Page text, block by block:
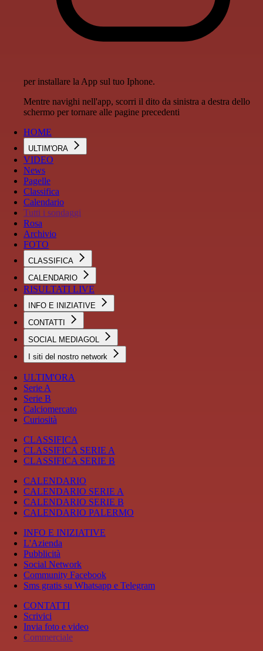
per installare la App sul tuo Iphone.
Mentre navighi nell'app, scorri il dito da sinistra a destra dello
schermo per tornare alle pagine precedenti
HOME
ULTIM'ORA
VIDEO
News
Pagelle
Classifica
Calendario
Tutti i sondaggi
Rosa
Archivio
FOTO
CLASSIFICA
CALENDARIO
RISULTATI LIVE
INFO E INIZIATIVE
CONTATTI
SOCIAL MEDIAGOL
I siti del nostro network
ULTIM'ORA
Serie A
Serie B
Calciomercato
Curiosità
CLASSIFICA
CLASSIFICA SERIE A
CLASSIFICA SERIE B
CALENDARIO
CALENDARIO SERIE A
CALENDARIO SERIE B
CALENDARIO PALERMO
INFO E INIZIATIVE
L'Azienda
Pubblicità
Social Network
Community Facebook
Sms gratis su Whatsapp e Telegram
CONTATTI
Scrivici
Invia foto e video
Commerciale